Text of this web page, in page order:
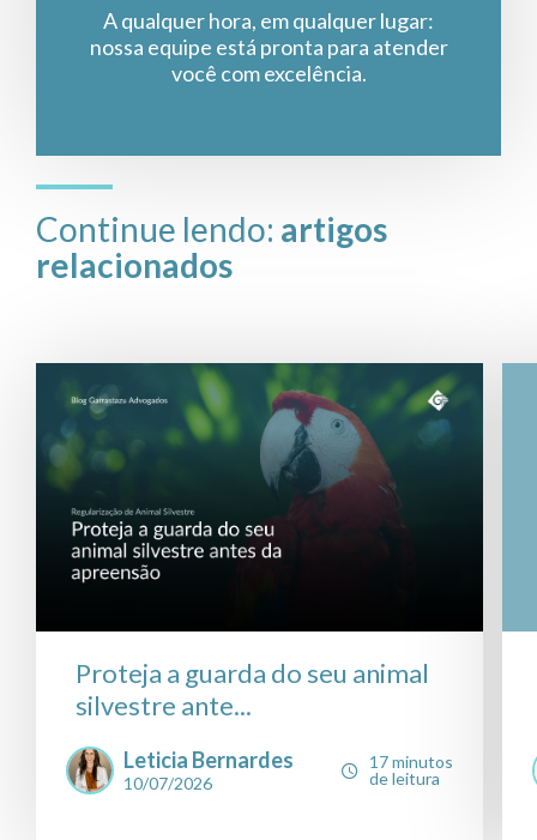
A qualquer hora, em qualquer lugar:
nossa equipe está pronta para atender
você com excelência.
Continue lendo: artigos
relacionados
Proteja a guarda do seu animal
silvestre ante...
Leticia Bernardes
10/07/2026
17 minutos
de leitura